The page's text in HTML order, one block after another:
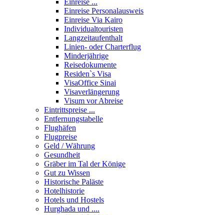
Einreise Personalausweis
Einreise Via Kairo
Individualtouristen
Langzeitaufenthalt
Linien- oder Charterflug
Minderjährige
Reisedokumente
Residen`s Visa
VisaOffice Sinai
Visaverlängerung
Visum vor Abreise
Eintrittspreise ...
Entfernungstabelle
Flughäfen
Flugpreise
Geld / Währung
Gesundheit
Gräber im Tal der Könige
Gut zu Wissen
Historische Paläste
Hotelhistorie
Hotels und Hostels
Hurghada und ....